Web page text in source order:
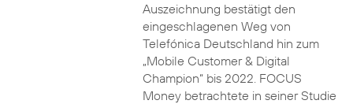
Auszeichnung bestätigt den
eingeschlagenen Weg von
Telefónica Deutschland hin zum
„Mobile Customer & Digital
Champion“ bis 2022. FOCUS
Money betrachtete in seiner Studie